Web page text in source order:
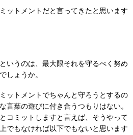
ットメントだと言ってきたと思います
いうのは、最大限それを守るべく努め
しょうか。
ットメントでちゃんと守ろうとするの
言葉の遊びに付き合うつもりはない。
コミットしますと言えば、そうやって
でもなければ以下でもないと思います